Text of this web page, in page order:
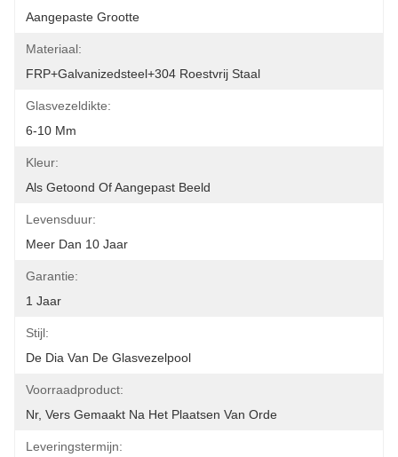
Aangepaste Grootte
Materiaal:
FRP+Galvanizedsteel+304 Roestvrij Staal
Glasvezeldikte:
6-10 Mm
Kleur:
Als Getoond Of Aangepast Beeld
Levensduur:
Meer Dan 10 Jaar
Garantie:
1 Jaar
Stijl:
De Dia Van De Glasvezelpool
Voorraadproduct:
Nr, Vers Gemaakt Na Het Plaatsen Van Orde
Leveringstermijn: